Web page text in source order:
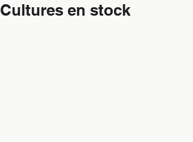
Cultures en stock